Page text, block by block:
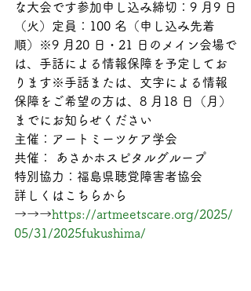
な大会です参加申し込み締切：9 月9 日
（火）定員：100 名（申し込み先着
順）※9 月20 日・21 日のメイン会場で
は、手話による情報保障を予定してお
ります※手話または、文字による情報
保障をご希望の方は、8 月18 日（月）
までにお知らせください
主催：アートミーツケア学会
共催： あさかホスピタルグループ
特別協力：福島県聴覚障害者協会
詳しくはこちらから
→→→https://artmeetscare.org/2025/
05/31/2025fukushima/